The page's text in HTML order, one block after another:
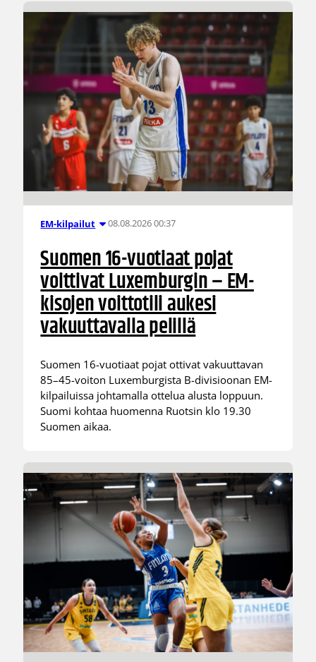
EM-kilpailut 08.08.2026 00:37
Suomen 16-vuotiaat pojat
voittivat Luxemburgin – EM-
kisojen voittotili aukesi
vakuuttavalla pelillä
Suomen 16-vuotiaat pojat ottivat vakuuttavan
85–45-voiton Luxemburgista B-divisioonan EM-
kilpailuissa johtamalla ottelua alusta loppuun.
Suomi kohtaa huomenna Ruotsin klo 19.30
Suomen aikaa.